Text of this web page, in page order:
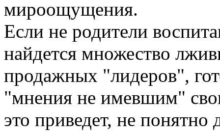
мироощущения.
Если не родители
найдется множество
продажных "лидеров",
"мнения не имевшим"
это приведет, не понятно